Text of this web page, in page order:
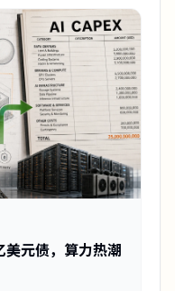
元债，算力热潮